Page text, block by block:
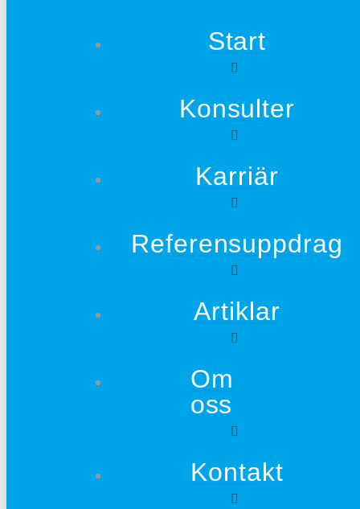
Start
Konsulter
Karriär
Referensuppdrag
Artiklar
Om
oss
Kontakt